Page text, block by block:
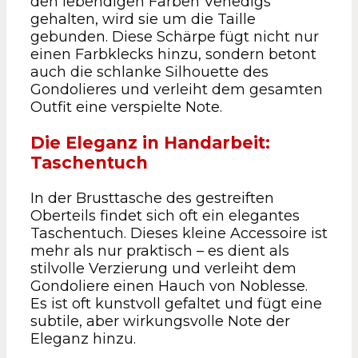
gehalten, wird sie um die Taille
gebunden. Diese Schärpe fügt nicht nur
einen Farbklecks hinzu, sondern betont
auch die schlanke Silhouette des
Gondolieres und verleiht dem gesamten
Outfit eine verspielte Note.
Die Eleganz in Handarbeit:
Taschentuch
In der Brusttasche des gestreiften
Oberteils findet sich oft ein elegantes
Taschentuch. Dieses kleine Accessoire ist
mehr als nur praktisch – es dient als
stilvolle Verzierung und verleiht dem
Gondoliere einen Hauch von Noblesse.
Es ist oft kunstvoll gefaltet und fügt eine
subtile, aber wirkungsvolle Note der
Eleganz hinzu.